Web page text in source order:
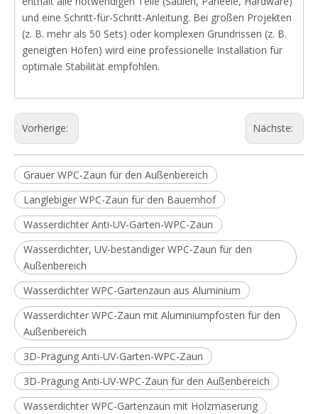
und eine Schritt-für-Schritt-Anleitung. Bei großen Projekten
(z. B. mehr als 50 Sets) oder komplexen Grundrissen (z. B.
geneigten Höfen) wird eine professionelle Installation für
optimale Stabilität empfohlen.
Vorherige: Nächste:
Grauer WPC-Zaun für den Außenbereich
Langlebiger WPC-Zaun für den Bauernhof
Wasserdichter Anti-UV-Garten-WPC-Zaun
Wasserdichter, UV-beständiger WPC-Zaun für den
Außenbereich
Wasserdichter WPC-Gartenzaun aus Aluminium
Wasserdichter WPC-Zaun mit Aluminiumpfosten für den
Außenbereich
3D-Prägung Anti-UV-Garten-WPC-Zaun
3D-Prägung Anti-UV-WPC-Zaun für den Außenbereich
Wasserdichter WPC-Gartenzaun mit Holzmaserung